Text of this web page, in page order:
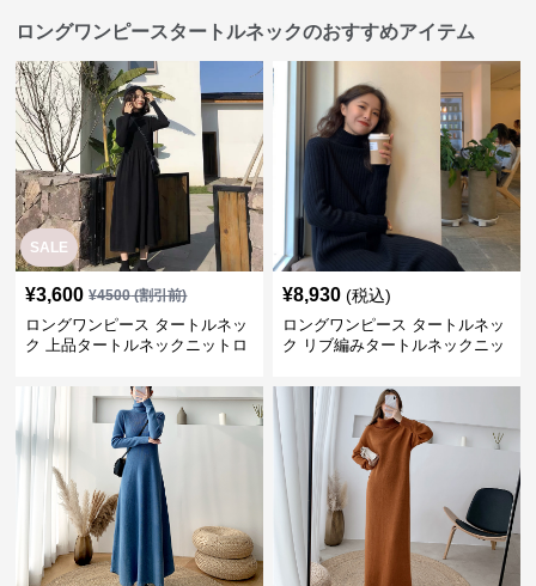
ロングワンピースタートルネックのおすすめアイテム
SALE
¥3,600 ¥4500(割引前)
ロングワンピース タートルネッ
ク 上品タートルネックニットロ
¥8,930 (税込)
ロングワンピース タートルネッ
ク リブ編みタートルネックニッ